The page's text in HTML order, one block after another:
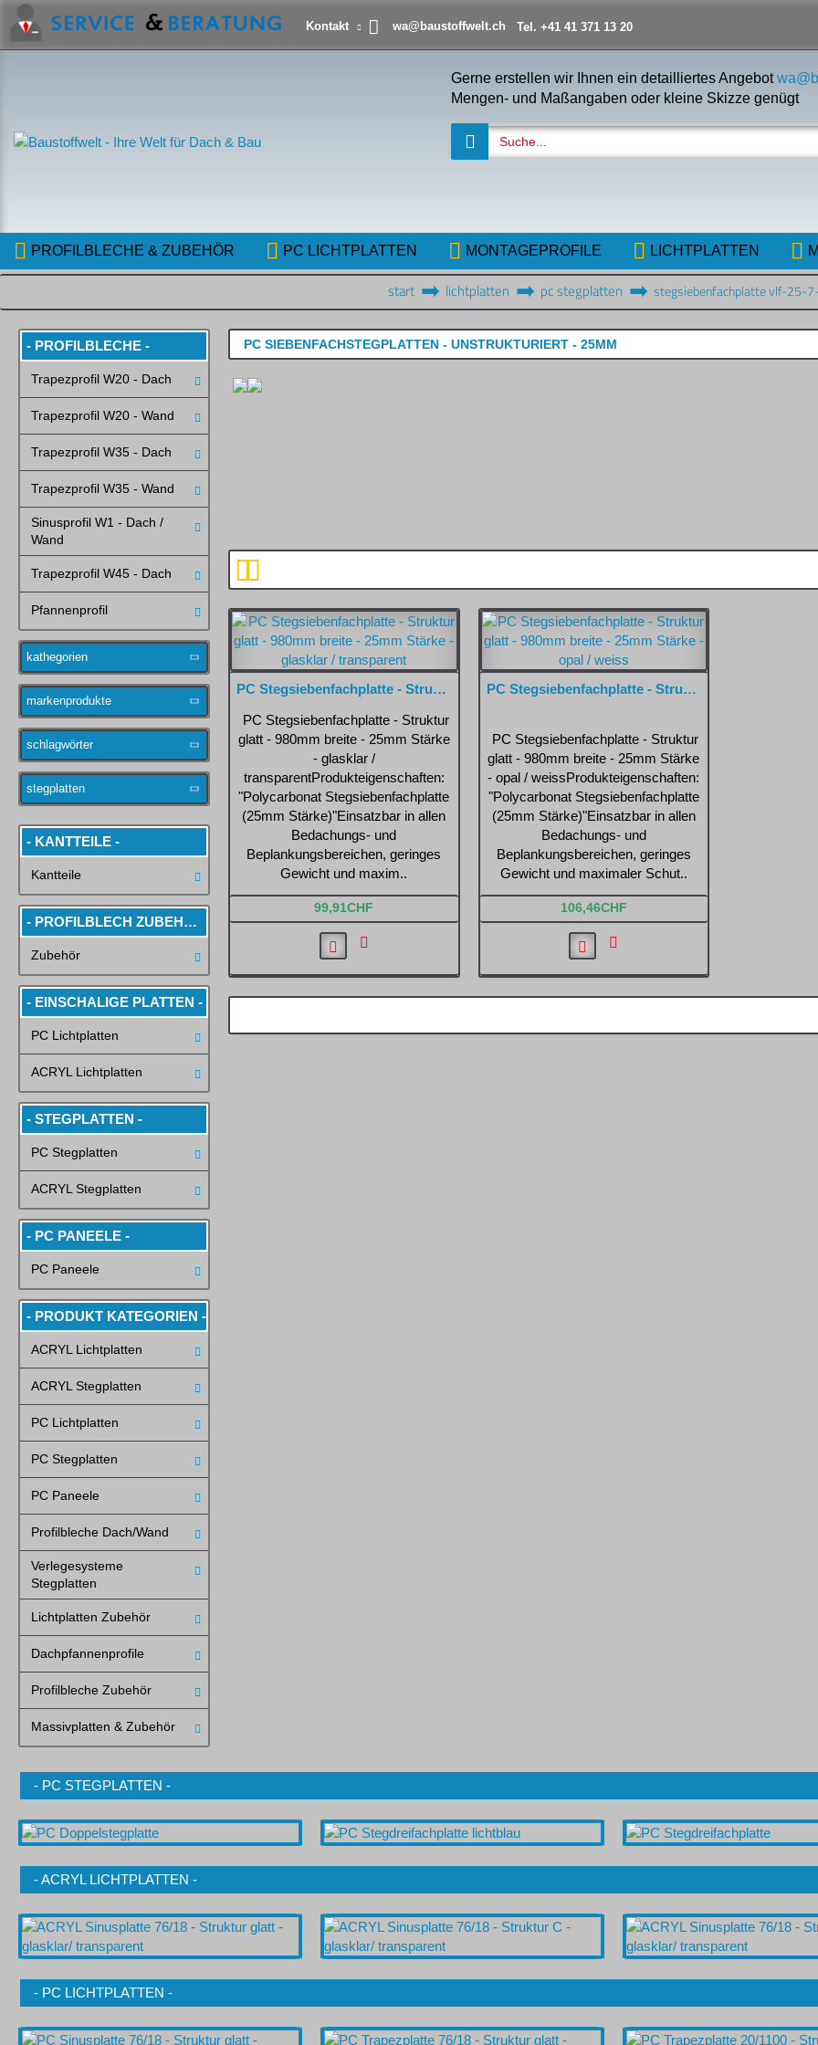
Kontakt wa@baustoffwelt.ch Tel. +41 41 371 13 20
Gerne erstellen wir Ihnen ein detailliertes Angebot
Mengen- und Maßangaben oder kleine Skizze genügt
PROFILBLECHE & ZUBEHÖR PC LICHTPLATTEN MONTAGEPROFILE LICHTPLATTEN
start lichtplatten pc stegplatten stegsiebenfachplatte vlf-25-
- PROFILBLECHE -
Trapezprofil W20 - Dach
Trapezprofil W20 - Wand
Trapezprofil W35 - Dach
Trapezprofil W35 - Wand
Sinusprofil W1 - Dach /
Wand
Trapezprofil W45 - Dach
Pfannenprofil
kathegorien
markenprodukte
schlagwörter
stegplatten
- KANTTEILE -
Kantteile
- PROFILBLECH ZUBEHÖR -
Zubehör
- EINSCHALIGE PLATTEN -
PC Lichtplatten
ACRYL Lichtplatten
- STEGPLATTEN -
PC Stegplatten
ACRYL Stegplatten
- PC PANEELE -
PC Paneele
- PRODUKT KATEGORIEN -
ACRYL Lichtplatten
ACRYL Stegplatten
PC Lichtplatten
PC Stegplatten
PC Paneele
Profilbleche Dach/Wand
Verlegesysteme
Stegplatten
Lichtplatten Zubehör
Dachpfannenprofile
Profilbleche Zubehör
Massivplatten & Zubehör
PC SIEBENFACHSTEGPLATTEN - UNSTRUKTURIERT - 25MM
PC Stegsiebenfachplatte - Struktur glatt - 980mm breite - 25mm Stärke - glasklar / transparent
PC Stegsiebenfachplatte - Struktur
glatt - 980mm breite - 25mm Stärke
- glasklar /
transparentProdukteigenschaften:
"Polycarbonat Stegsiebenfachplatte
(25mm Stärke)"Einsatzbar in allen
Bedachungs- und
Beplankungsbereichen, geringes
Gewicht und maxim..
99,91CHF
PC Stegsiebenfachplatte - Struktur glatt - 980mm breite - 25mm Stärke - opal / weiss
PC Stegsiebenfachplatte - Struktur
glatt - 980mm breite - 25mm Stärke
- opal / weissProdukteigenschaften:
"Polycarbonat Stegsiebenfachplatte
(25mm Stärke)"Einsatzbar in allen
Bedachungs- und
Beplankungsbereichen, geringes
Gewicht und maximaler Schut..
106,46CHF
- PC STEGPLATTEN -
- ACRYL LICHTPLATTEN -
- PC LICHTPLATTEN -